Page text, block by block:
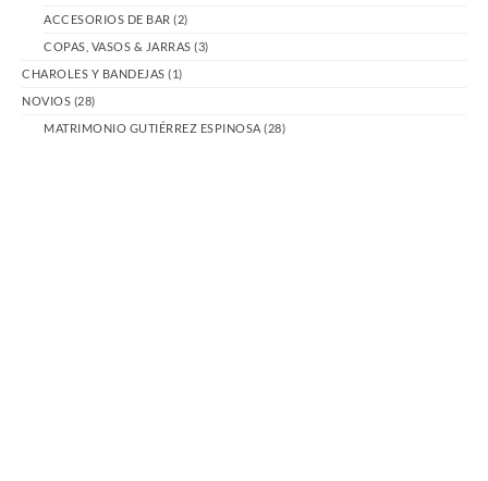
ACCESORIOS DE BAR (2)
COPAS, VASOS & JARRAS (3)
CHAROLES Y BANDEJAS (1)
NOVIOS (28)
MATRIMONIO GUTIÉRREZ ESPINOSA (28)